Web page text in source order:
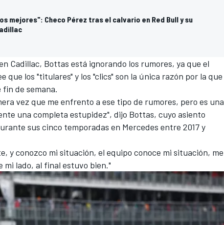
mejores": Checo Pérez tras el calvario en Red Bull y su
Cadillac, Bottas está ignorando los rumores, ya que el
que los "titulares" y los "clics" son la única razón por la que
de semana.
vez que me enfrento a ese tipo de rumores, pero es una
una completa estupidez", dijo Bottas, cuyo asiento
sus cinco temporadas en Mercedes entre 2017 y
y conozco mi situación, el equipo conoce mi situación, me
mi lado, al final estuvo bien."